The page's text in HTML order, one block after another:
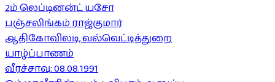
2ம் லெப்டினன்ட் யசோ
பஞ்சலிங்கம் ராஜ்குமார்
ஆதிகோவிலடி, வல்வெட்டித்துறை
யாழ்ப்பாணம்
வீரச்சாவு: 08.08.1991